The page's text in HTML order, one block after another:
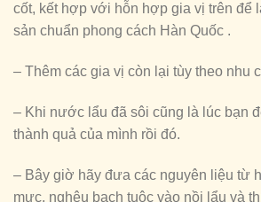
cốt, kết hợp với hỗn hợp gia vị trên để
sản chuẩn phong cách Hàn Quốc .
– Thêm các gia vị còn lại tùy theo nhu
– Khi nước lẩu đã sôi cũng là lúc bạn
thành quả của mình rồi đó.
– Bây giờ hãy đưa các nguyên liệu từ
mực, nghêu bạch tuộc vào nồi lẩu và